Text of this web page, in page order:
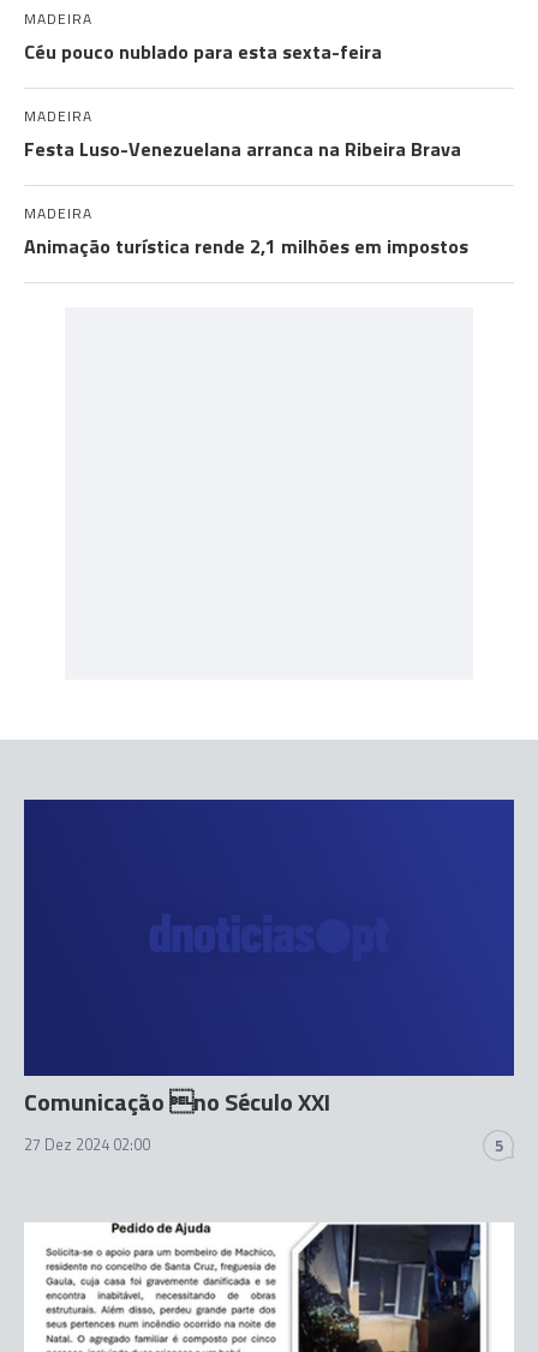
MADEIRA
Céu pouco nublado para esta sexta-feira
MADEIRA
Festa Luso-Venezuelana arranca na Ribeira Brava
MADEIRA
Animação turística rende 2,1 milhões em impostos
Comunicação no Século XXI
27 Dez 2024 02:00 5